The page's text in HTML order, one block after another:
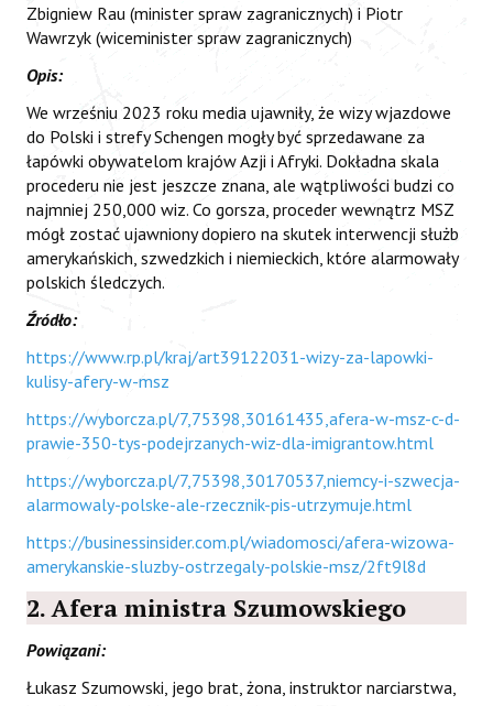
Zbigniew Rau (minister spraw zagranicznych) i Piotr
Wawrzyk (wiceminister spraw zagranicznych)
Opis:
We wrześniu 2023 roku media ujawniły, że wizy wjazdowe
do Polski i strefy Schengen mogły być sprzedawane za
łapówki obywatelom krajów Azji i Afryki. Dokładna skala
procederu nie jest jeszcze znana, ale wątpliwości budzi co
najmniej 250,000 wiz. Co gorsza, proceder wewnątrz MSZ
mógł zostać ujawniony dopiero na skutek interwencji służb
amerykańskich, szwedzkich i niemieckich, które alarmowały
polskich śledczych.
Źródło:
https://www.rp.pl/kraj/art39122031-wizy-za-lapowki-
kulisy-afery-w-msz
https://wyborcza.pl/7,75398,30161435,afera-w-msz-c-d-
prawie-350-tys-podejrzanych-wiz-dla-imigrantow.html
https://wyborcza.pl/7,75398,30170537,niemcy-i-szwecja-
alarmowaly-polske-ale-rzecznik-pis-utrzymuje.html
https://businessinsider.com.pl/wiadomosci/afera-wizowa-
amerykanskie-sluzby-ostrzegaly-polskie-msz/2ft9l8d
2. Afera ministra Szumowskiego
Powiązani:
Łukasz Szumowski, jego brat, żona, instruktor narciarstwa,